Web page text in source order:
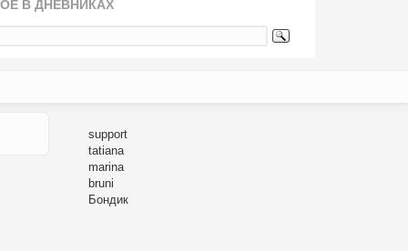
В ДНЕВНИКАХ
support
tatiana
marina
bruni
Бондик